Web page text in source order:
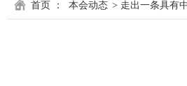
首页 ： 本会动态 > 走出一条具有